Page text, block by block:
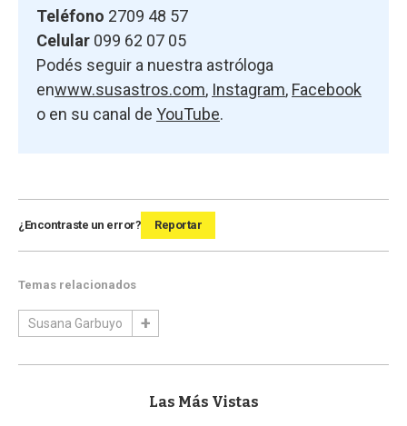
Teléfono 2709 48 57
Celular 099 62 07 05
Podés seguir a nuestra astróloga
enwww.susastros.com, Instagram, Facebook
o en su canal de YouTube.
¿Encontraste un error? Reportar
Temas relacionados
Susana Garbuyo
Las Más Vistas